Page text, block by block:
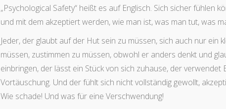
„Psychological Safety“ heißt es auf Englisch. Sich sicher fühlen
und mit dem akzeptiert werden, wie man ist, was man tut, was
Jeder, der glaubt auf der Hut sein zu müssen, sich auch nur ein
müssen, zustimmen zu müssen, obwohl er anders denkt und
einbringen, der lässt ein Stück von sich zuhause, der verwendet
Vortäuschung. Und der fühlt sich nicht vollständig gewollt,
Wie schade! Und was für eine Verschwendung!